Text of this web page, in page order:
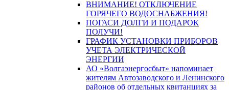
ВНИМАНИЕ! ОТКЛЮЧЕНИЕ
ГОРЯЧЕГО ВОДОСНАБЖЕНИЯ!
ПОГАСИ ДОЛГИ И ПОДАРОК
ПОЛУЧИ!
ГРАФИК УСТАНОВКИ ПРИБОРОВ
УЧЕТА ЭЛЕКТРИЧЕСКОЙ
ЭНЕРГИИ
АО «Волгаэнергосбыт» напоминает
жителям Автозаводского и Ленинского
районов об отдельных квитанциях за